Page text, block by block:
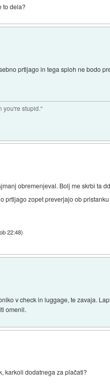
to dela?
prtljago in tega sploh ne bodo
you're stupid."
obremenjeval. Bolj me skrbi ta
prtljago zopet preverjajo ob
22:48)
v check in luggage, te zavaja.
omenil.
karkoli dodatnega za plačati?